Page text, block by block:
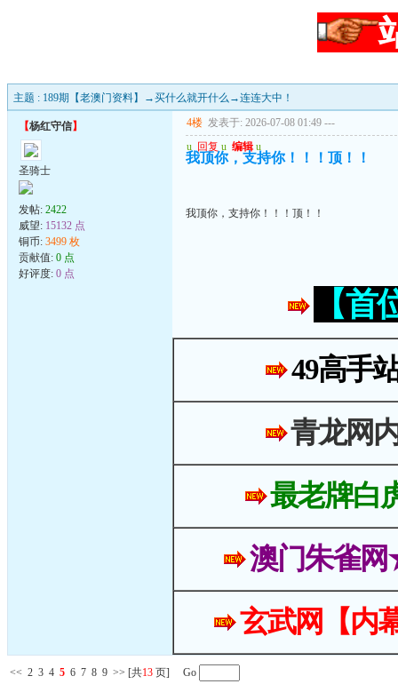
主题 : 189期【老澳门资料】→买什么就开什么→连连大中！
【杨红守信】
圣骑士
发帖: 2422
威望: 15132 点
铜币: 3499 枚
贡献值: 0 点
好评度: 0 点
4楼 发表于: 2026-07-08 01:49 ---
u 回复 u 编辑 u
我顶你，支持你！！！顶！！
我顶你，支持你！！！顶！！
【
49高手
青龙网
最老牌白
澳门朱雀
玄武网【内
<< 2 3 4 5 6 7 8 9 >> [共13 页] Go